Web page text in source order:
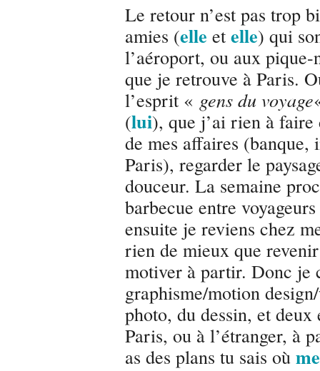
Le retour n’est pas trop
amies (elle et elle) qui
l’aéroport, ou aux
que je retrouve à Paris.
l’esprit « gens du voyage
(lui), que j’ai rien à faire
de mes affaires (banque,
Paris), regarder le
douceur. La semaine
barbecue entre
ensuite je reviens chez
rien de mieux que
motiver à partir. Donc je
graphisme/motion
photo, du dessin, et
Paris, ou à l’étranger, à
as des plans tu sais où